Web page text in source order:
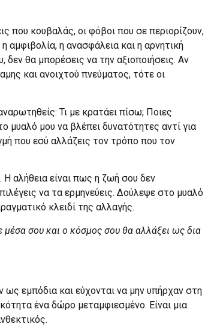
που κουβαλάς, οι φόβοι που σε περιορίζουν,
αμφιβολία, η ανασφάλεια και η αρνητική
δεν θα μπορέσεις να την αξιοποιήσεις. Αν
και ανοιχτού πνεύματος, τότε οι
Τι με κρατάει πίσω; Ποιες
μου να βλέπει δυνατότητες αντί για
που εσύ αλλάζεις τον τρόπο που τον
Η αλήθεια είναι πως η ζωή σου δεν
να τα ερμηνεύεις. Δούλεψε στο μυαλό
κλειδί της αλλαγής.
μέσα σου και ο κόσμος σου θα αλλάξει ως δια
εμπόδια και εύχονται να μην υπήρχαν στη
ένα δώρο μεταμφιεσμένο. Είναι μια